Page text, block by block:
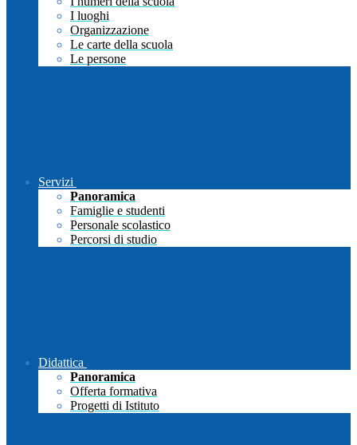
I luoghi
Organizzazione
Le carte della scuola
Le persone
Servizi
Panoramica
Famiglie e studenti
Personale scolastico
Percorsi di studio
Didattica
Panoramica
Offerta formativa
Progetti di Istituto